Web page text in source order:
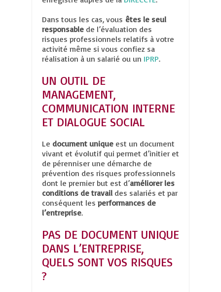
Dans tous les cas, vous êtes le seul
responsable de l’évaluation des
risques professionnels relatifs à votre
activité même si vous confiez sa
réalisation à un salarié ou un IPRP.
UN OUTIL DE
MANAGEMENT,
COMMUNICATION INTERNE
ET DIALOGUE SOCIAL
Le document unique est un document
vivant et évolutif qui permet d’initier et
de pérenniser une démarche de
prévention des risques professionnels
dont le premier but est d’améliorer les
conditions de travail des salariés et par
conséquent les performances de
l’entreprise.
PAS DE DOCUMENT UNIQUE
DANS L’ENTREPRISE,
QUELS SONT VOS RISQUES
?